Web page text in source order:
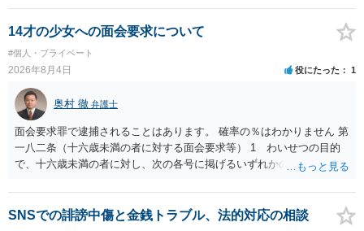
する可能性がありますが、個人名や会社名を特定していない限り、一
般論として抽象化されて回答に織り込まれる可能性が生じるにすぎま
せんので、その情報自体が、秘密情報に当たるとは思えませんし、名
誉棄損として、個人や会社に対する誹謗中傷の不特定多数への公開に
当たるとも思われません。 もちろん、誰がその内容をｃｈａｔｇｐｔ
に入力したかも第三者にしられることはないので、個人や会社の特定
をせずに書き込んだことで（おそらく特定して書き込んだとして
も）、相談者さんが刑事民事の責任に問われることはないでしょう。
私見ながらご参考まで。
14才の少女への面会要求について
#個人・プライベート
2026年8月4日 役にたった 1
奥村 徹 弁護士
面会要求罪で逮捕されることはあります。 確率の％はわかりません 第
一八二条（十六歳未満の者に対する面会要求等） 1 わいせつの目的
で、十六歳未満の者に対し、次の各号に掲げるいずれかの行為をした
が生まれた日より五年以上前の日に生まれた者に限る。）は、一年以
下の拘禁刑又は五十万円以下の罰金に処する。 一 威迫し、偽計を用
い又は誘惑して面会を要求すること。 二 拒まれたにもかかわらず、
SNSでの誹謗中傷と金銭トラブル、法的対応の相談